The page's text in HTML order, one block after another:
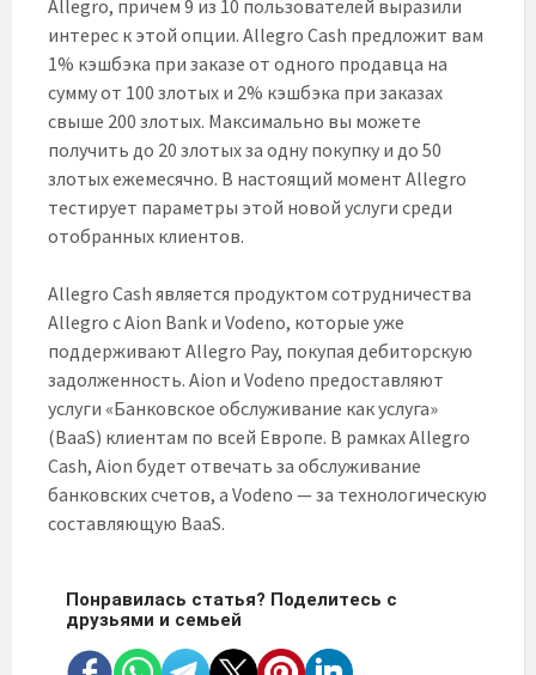
Allegro, причем 9 из 10 пользователей выразили
интерес к этой опции. Allegro Cash предложит вам
1% кэшбэка при заказе от одного продавца на
сумму от 100 злотых и 2% кэшбэка при заказах
свыше 200 злотых. Максимально вы можете
получить до 20 злотых за одну покупку и до 50
злотых ежемесячно. В настоящий момент Allegro
тестирует параметры этой новой услуги среди
отобранных клиентов.
Allegro Cash является продуктом сотрудничества
Allegro с Aion Bank и Vodeno, которые уже
поддерживают Allegro Pay, покупая дебиторскую
задолженность. Aion и Vodeno предоставляют
услуги «Банковское обслуживание как услуга»
(BaaS) клиентам по всей Европе. В рамках Allegro
Cash, Aion будет отвечать за обслуживание
банковских счетов, а Vodeno — за технологическую
составляющую BaaS.
Понравилась статья? Поделитесь с
друзьями и семьей